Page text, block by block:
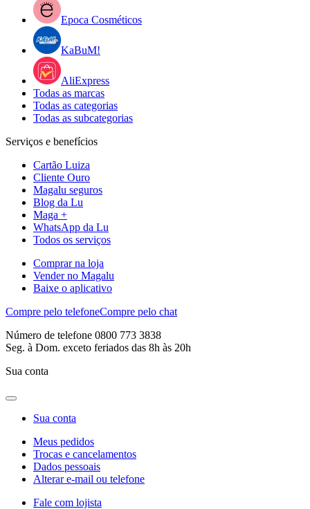
Epoca Cosméticos
KaBuM!
AliExpress
Todas as marcas
Todas as categorias
Todas as subcategorias
Serviços e benefícios
Cartão Luiza
Cliente Ouro
Magalu seguros
Blog da Lu
Maga +
WhatsApp da Lu
Todos os serviços
Comprar na loja
Vender no Magalu
Baixe o aplicativo
Compre pelo telefoneCompre pelo chat
Número de telefone 0800 773 3838
Seg. à Dom. exceto feriados das 8h às 20h
Sua conta
Sua conta
Meus pedidos
Trocas e cancelamentos
Dados pessoais
Alterar e-mail ou telefone
Fale com lojista